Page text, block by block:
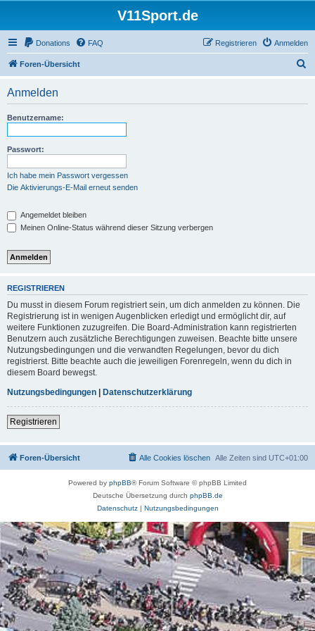
V11Sport.de
Donations FAQ Anmelden
Registrieren
Foren-Übersicht
Anmelden
Benutzername:
Passwort:
Ich habe mein Passwort vergessen
Die Aktivierungs-E-Mail erneut senden
Angemeldet bleiben
Meinen Online-Status während dieser Sitzung verbergen
REGISTRIEREN
Du musst in diesem Forum registriert sein, um dich anmelden zu können. Die
Registrierung ist in wenigen Augenblicken erledigt und ermöglicht dir, auf
weitere Funktionen zuzugreifen. Die Board-Administration kann registrierten
Benutzern auch zusätzliche Berechtigungen zuweisen. Beachte bitte unsere
Nutzungsbedingungen und die verwandten Regelungen, bevor du dich
registrierst. Bitte beachte auch die jeweiligen Forenregeln, wenn du dich in
diesem Board bewegst.
Nutzungsbedingungen | Datenschutzerklärung
Registrieren
Foren-Übersicht Alle Zeiten sind UTC+01:00
Alle Cookies löschen
Powered by phpBB® Forum Software © phpBB Limited
Deutsche Übersetzung durch phpBB.de
Datenschutz| Nutzungsbedingungen